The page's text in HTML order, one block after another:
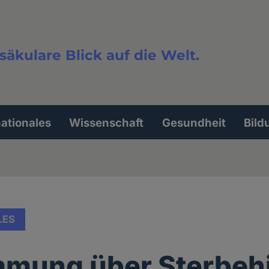
Blick auf die Welt.
Wissenschaft Gesundheit